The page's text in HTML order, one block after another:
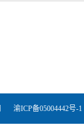
渝ICP备05004442号-1